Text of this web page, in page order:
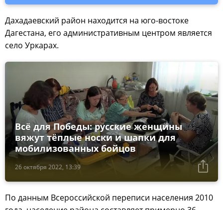
Дахадаевский район находится на юго-востоке
Дагестана, его административным центром является
село Уркарах.
26 октября 2022, 13:39
Всё для Победы: русские женщины
вяжут тёплые носки и шапки для
мобилизованных бойцов
По данным Всероссийской переписи населения 2010